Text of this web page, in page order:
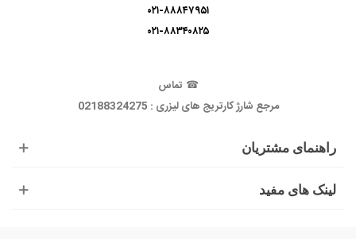
راهنمای مشتریان
لینک های مفید
۰۲۱-۸۸۸۴۷۹۵۱
۰۲۱-۸۸۳۴۰۸۲۵
☎ تماس
مرجع شارژ کارتریج های لیزری : 02188324275